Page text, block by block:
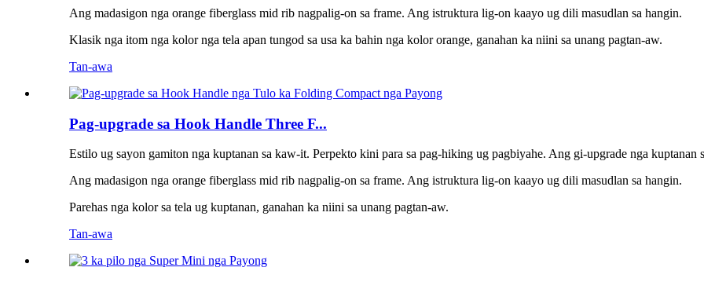
Ang madasigon nga orange fiberglass mid rib nagpalig-on sa frame. Ang istruktura lig-on kaayo ug dili masudlan sa hangin.
Klasik nga itom nga kolor nga tela apan tungod sa usa ka bahin nga kolor orange, ganahan ka niini sa unang pagtan-aw.
Tan-awa
Pag-upgrade sa Hook Handle Three F...
Estilo ug sayon ​​gamiton nga kuptanan sa kaw-it. Perpekto kini para sa pag-hiking ug pagbiyahe. Ang gi-upgrade nga kuptanan
Ang madasigon nga orange fiberglass mid rib nagpalig-on sa frame. Ang istruktura lig-on kaayo ug dili masudlan sa hangin.
Parehas nga kolor sa tela ug kuptanan, ganahan ka niini sa unang pagtan-aw.
Tan-awa